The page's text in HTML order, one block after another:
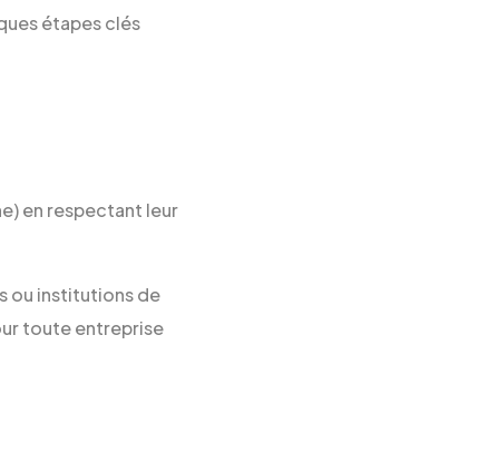
étapes clés
en respectant leur
ou institutions de
toute entreprise